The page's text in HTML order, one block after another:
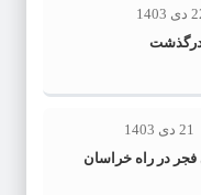
1403
درگذشت
21 دی 1403
در راه خراسان